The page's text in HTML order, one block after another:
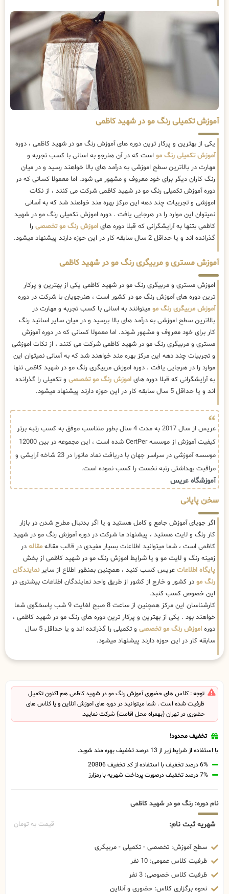
آموزش تکمیلی رنگ مو در شهید کاظمی
یکی از بهترین و پرکار ترین دوره های آموزش رنگ مو در شهید کاظمی ، دوره
آموزش تکمیلی رنگ مو است که در آن هنرجو به اسانی با کسب تجربه و
مهارت در بالاترین سطح اموزشی به درآمد های بالا خواهند رسید و در میان
رنگ کاران دیگر برای خود معروف و مشهور می شود. اما معمولا کسانی که در
دوره آموزش تکمیلی رنگ مو در شهید کاظمی شرکت می کنند ، از نکات
اموزشی و تجربیات چند دهه این مرکز بهره مند خواهند شد که به آسانی
نمیتوان این موارد را در هرجایی یافت . دوره اموزش تکمیلی رنگ مو در شهید
کاظمی بتنها به آرایشگرانی که قبلا دوره های اموزش رنگ مو تخصصی را
گذرانده اند و یا حداقل 2 سال سابقه کار در این حوزه دارند پیشنهاد میشود.
آموزش مستری و مربیگری رنگ مو در شهید کاظمی
اموزش مستری و مربیگری رنگ مو در شهید کاظمی یکی از بهترین و پرکار
ترین دوره های آموزش رنگ مو در کشور است ، هنرجویان با شرکت در دوره
آموزش مربیگری رنگ مو میتوانند به اسانی با کسب تجربه و مهارت در
بالاترین سطح اموزشی به درآمد های بالا برسید و در میان سایر اساتید رنگ
کار برای خود معروف و مشهور شوند. اما معمولا کسانی که در دوره آموزش
مستری و مربیگری رنگ مو در شهید کاظمی شرکت می کنند ، از نکات اموزشی
و تجربیات چند دهه این مرکز بهره مند خواهند شد که به آسانی نمیتوان این
موارد را در هرجایی یافت . دوره اموزش مربیگری رنگ مو در شهید کاظمی تنها
به آرایشگرانی که قبلا دوره های اموزش رنگ مو تخصصی و تکمیلی را گذرانده
اند و یا حداقل 5 سال سابقه کار در این حوزه دارند پیشنهاد میشود.
عریس از سال 2017 به مدت 4 سال بطور متناسب موفق به کسب رتبه برتر
کیفیت آموزش از موسسه CertPer شده است ، این مجموعه در بین 12000
موسسه آموزشی در سراسر جهان با دریافت نماد مانورا در 23 شاخه آرایشی و
مراقبت بهداشتی رتبه نخست را کسب نموده است.
آموزشگاه عریس
سخن پایانی
اگر جویای آموزش جامع و کامل هستید و یا اگر بدنبال مطرح شدن در بازار
کار رنگ و لایت هستید ، پیشنهاد ما شرکت در دوره آموزش رنگ مو در شهید
کاظمی است ، شما میتوانید اطلاعات بسیار مفیدی در قالب مقاله مقاله در
زمینه رنگ و لایت مو و یا شرایط اموزش رنگ مو در شهید کاظمی از بخش
پایگاه اطلاعات عریس کسب کنید ، همچنین بمنظور اطلاع از سایرنمایندگان
رنگ مو در کشور و خارج از کشور از طریق واحد نمایندگان اطلاعات بیشتری در
این خصوص کسب کنبد.
کارشناسان این مرکز همچنین از ساعت 8 صبح لغایت 9 شب پاسخگوی شما
خواهند بود . یکی از بهترین و پرکار ترین دوره های رنگ مو در شهید کاظمی ،
دوره اموزش رنگ مو تخصصی
و تکمیلی را گذرانده اند و یا حداقل 5 سال
سابقه کار در این حوزه دارند پیشنهاد میشود.
توجه : کلاس های حضوری آموزش رنگ مو در شهید کاظمی هم اکنون تکمیل
ظرفیت شده است . شما میتوانید در دوره های آموزش آنلاین و یا کلاس های
حضوری در تهران (بهمراه محل اقامت) شرکت نمایید.
تخفیف محدود!
با استفاده از شرایط زیر از 13 درصد تخفیف بهره مند شوید.
6% درصد تخفیف با استفاده از کد تخفیف 20806
7% درصد تخفیف درصورت پرداخت شهریه با رمزارز
نام دوره: رنگ مو در شهید کاظمی
شهریه ثبت نام: قیمت به تومان
سطح آموزش: تخصصی - تکمیلی - مربیگری
ظرفیت کلاس عمومی: 10 نفر
ظرفیت کلاس خصوصی: 3 نفر
نحوه برگزاری کلاس: حضوری و آنلاین